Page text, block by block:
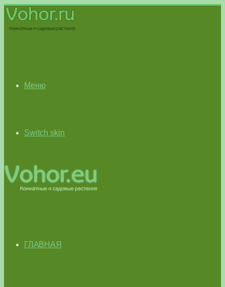
Меню
Switch skin
ГЛАВНАЯ